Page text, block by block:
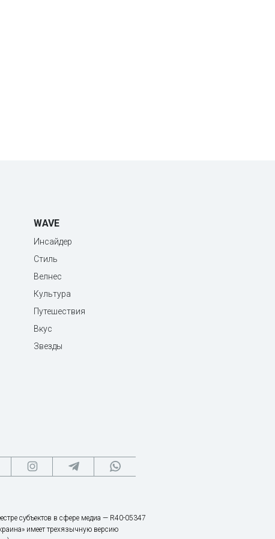
WAVE
Инсайдер
Стиль
Велнес
Культура
Путешествия
Вкус
Звезды
субъектов в сфере медиа — R40-05347
имеет трехязычную версию